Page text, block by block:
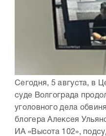
Сегодня, 5 августа, в
суде Волгограда
уголовного дела
блогера Алексея
ИА «Высота 102»,